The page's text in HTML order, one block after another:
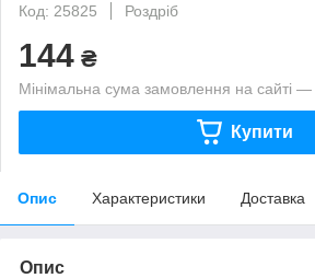
Код: 25825
Роздріб
144 ₴
Мінімальна сума замовлення на сайті
Купити
Опис Характеристики Доставка
Опис